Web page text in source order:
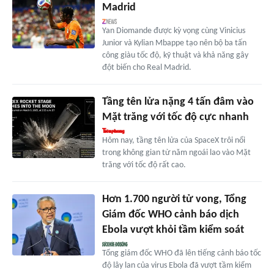
Madrid
Yan Diomande được kỳ vọng cùng Vinicius
Junior và Kylian Mbappe tạo nên bộ ba tấn
công giàu tốc độ, kỹ thuật và khả năng gây
đột biến cho Real Madrid.
Tầng tên lửa nặng 4 tấn đâm vào
Mặt trăng với tốc độ cực nhanh
Hôm nay, tầng tên lửa của SpaceX trôi nổi
trong không gian từ năm ngoái lao vào Mặt
trăng với tốc độ rất cao.
Hơn 1.700 người tử vong, Tổng
Giám đốc WHO cảnh báo dịch
Ebola vượt khỏi tầm kiểm soát
Tổng giám đốc WHO đã lên tiếng cảnh báo tốc
độ lây lan của virus Ebola đã vượt tầm kiểm